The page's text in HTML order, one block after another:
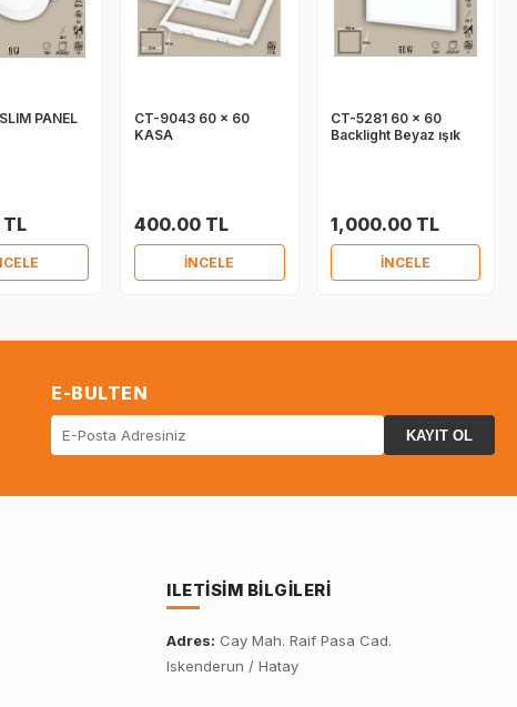
PANEL
CT-9043 60 x 60
KASA
400.00 TL
İNCELE
CT-5281 60 x 60
Backlight Beyaz ışık
1,000.00 TL
İNCELE
E-BULTEN
KAYIT OL
ILETISIM BILGILERI
Adres: Cay Mah. Raif Pasa Cad.
Iskenderun / Hatay